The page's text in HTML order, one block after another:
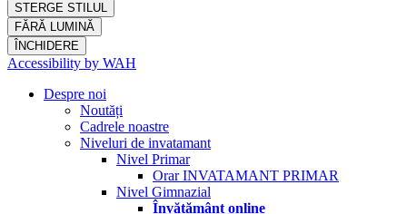
STERGE STILUL
FĂRĂ LUMINĂ
ÎNCHIDERE
Accessibility by WAH
Despre noi
Noutăți
Cadrele noastre
Niveluri de invatamant
Nivel Primar
Orar INVATAMANT PRIMAR
Nivel Gimnazial
Învățământ online